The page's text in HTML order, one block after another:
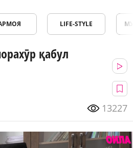
LIFE-STYLE
қабул
13227